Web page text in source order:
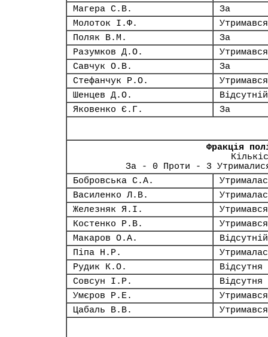
Магера С.В.
За
Молоток І.Ф.
Утримався
Поляк В.М.
За
Разумков Д.О.
Утримався
Савчук О.В.
За
Стефанчук Р.О.
Утримався
Шенцев Д.О.
Відсутній
Яковенко Є.Г.
За
Фракція
За - 0 Проти - 3
Бобровська С.А.
Василенко Л.В.
Железняк Я.І.
Утримався
Костенко Р.В.
Утримався
Макаров О.А.
Відсутній
Піпа Н.Р.
Рудик К.О.
Відсутня
Совсун І.Р.
Відсутня
Умєров Р.Е.
Утримався
Цабаль В.В.
Утримався